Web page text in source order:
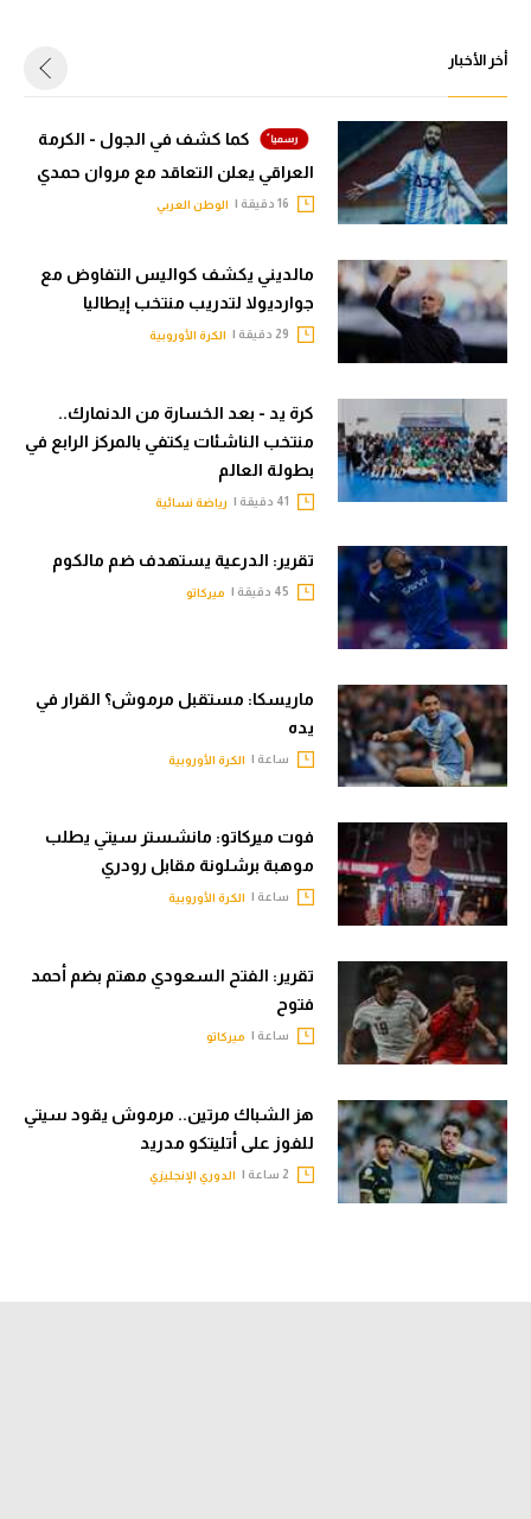
أخر الأخبار
كما كشف في الجول - الكرمة
العراقي يعلن التعاقد مع مروان حمدي
الوطن العربي
مالديني يكشف كواليس التفاوض مع
جوارديولا لتدريب منتخب إيطاليا
الكرة الأوروبية
كرة يد - بعد الخسارة من الدنمارك..
منتخب الناشئات يكتفي بالمركز الرابع في
بطولة العالم
رياضة نسائية
تقرير: الدرعية يستهدف ضم مالكوم
ميركاتو
ماريسكا: مستقبل مرموش؟ القرار في
يده
ساعة | الكرة الأوروبية
فوت ميركاتو: مانشستر سيتي يطلب
موهبة برشلونة مقابل رودري
ساعة | الكرة الأوروبية
تقرير: الفتح السعودي مهتم بضم أحمد
فتوح
ساعة | ميركاتو
هز الشباك مرتين.. مرموش يقود سيتي
للفوز على أتليتكو مدريد
الدوري الإنجليزي